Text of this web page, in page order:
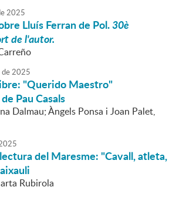
2025
Lluís Ferran de Pol.30è
de l'autor.
de2025
"Querido Maestro"
Pau Casals
Dalmau; Àngels Ponsa i Joan Palet,
del Maresme: "Cavall, atleta,
Rubirola